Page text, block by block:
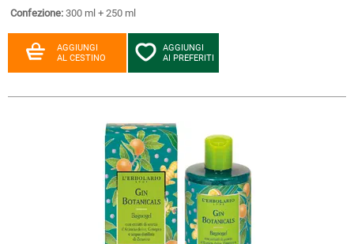
Confezione: 300 ml + 250 ml
AGGIUNGI
AL CESTINO
AGGIUNGI
AI PREFERITI